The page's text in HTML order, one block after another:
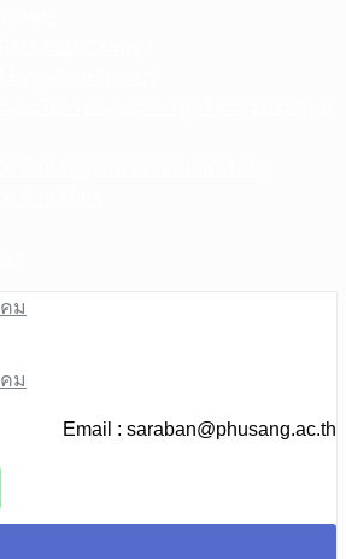
Email : saraban@phusang.ac.th